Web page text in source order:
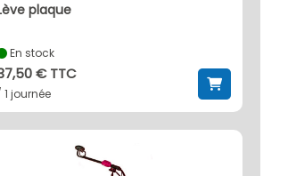
lève plaque
En stock
€ TTC
1 journée